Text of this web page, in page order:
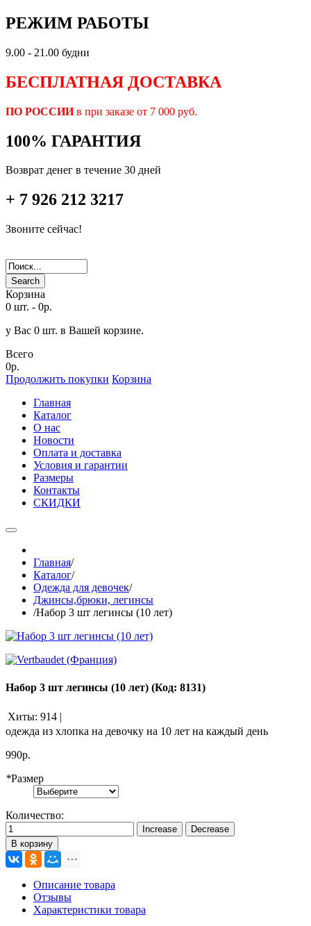
РЕЖИМ РАБОТЫ
9.00 - 21.00 будни
БЕСПЛАТНАЯ ДОСТАВКА
ПО РОССИИв при заказе от 7 000 руб.
100% ГАРАНТИЯ
Возврат денег в течение 30 дней
+ 7 926 212 3217
Звоните сейчас!
Search
Корзина
0 шт. - 0р.
у Вас 0 шт. в Вашей корзине.
Всего
0р.
Продолжить покупки Корзина
Главная
Каталог
О нас
Новости
Оплата и доставка
Условия и гарантии
Размеры
Контакты
СКИДКИ
Главная/
Каталог/
Одежда для девочек/
Джинсы,брюки, легинсы
/Набор 3 шт легинсы (10 лет)
Набор 3 шт легинсы (10 лет) (Код: 8131)
Хиты: 914 |
одежда из хлопка на девочку на 10 лет на каждый день
990р.
*Размер
Количество:
В корзину
Описание товара
Отзывы
Характеристики товара